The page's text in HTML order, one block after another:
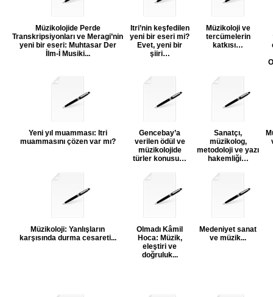
Müzikolojide Perde
Transkripsiyonları ve Meragi’nin
yeni bir eseri: Muhtasar Der
İlm-İ Musiki...
Itri’nin keşfedilen
yeni bir eseri mi?
Evet, yeni bir
şiiri…
Müzikoloji ve
tercümelerin
katkısı…
Yeni yıl muamması: Itri
muammasını çözen var mı?
Gencebay’a
verilen ödül ve
müzikolojide
türler konusu…
Sanatçı,
müzikolog,
metodoloji ve yazı
hakemliği…
Müzikoloji: Yanlışların
karşısında durma cesareti...
Olmadı Kâmil
Hoca: Müzik,
eleştiri ve
doğruluk...
Medeniyet sanat
ve müzik...